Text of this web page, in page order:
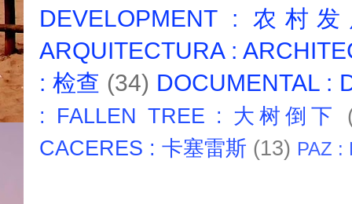
DEVELOPMENT : 农村
ARQUITECTURA :
: 检查 (34) DOCUMENTAL :
: FALLEN TREE : 大树倒下
CACERES : 卡塞雷斯 (13) PAZ :